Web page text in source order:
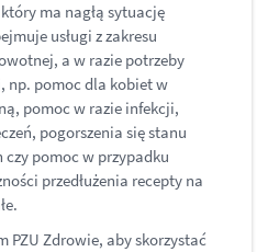
ma nagłą sytuację
usługi z zakresu
a w razie potrzeby
np. pomoc dla kobiet w
pomoc w razie infekcji,
pogorszenia się stanu
pomoc w przypadku
przedłużenia recepty na
PZU Zdrowie, aby skorzystać